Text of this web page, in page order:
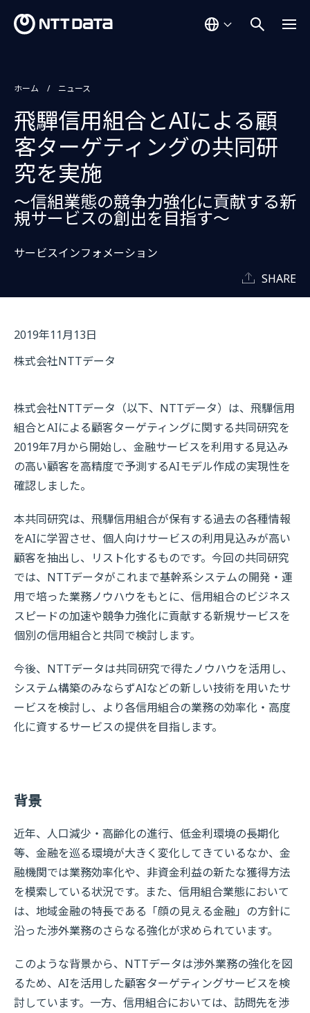
ホーム ニュース
飛驒信用組合とAIによる顧
客ターゲティングの共同研
究を実施
～信組業態の競争力強化に貢献する新
規サービスの創出を目指す～
サービスインフォメーション
SHARE
2019年11月13日
株式会社NTTデータ
株式会社NTTデータ（以下、NTTデータ）は、飛驒信用
組合とAIによる顧客ターゲティングに関する共同研究を
2019年7月から開始し、金融サービスを利用する見込み
の高い顧客を高精度で予測するAIモデル作成の実現性を
確認しました。
本共同研究は、飛驒信用組合が保有する過去の各種情報
をAIに学習させ、個人向けサービスの利用見込みが高い
顧客を抽出し、リスト化するものです。今回の共同研究
では、NTTデータがこれまで基幹系システムの開発・運
用で培った業務ノウハウをもとに、信用組合のビジネス
スピードの加速や競争力強化に貢献する新規サービスを
個別の信用組合と共同で検討します。
今後、NTTデータは共同研究で得たノウハウを活用し、
システム構築のみならずAIなどの新しい技術を用いたサ
ービスを検討し、より各信用組合の業務の効率化・高度
化に資するサービスの提供を目指します。
背景
近年、人口減少・高齢化の進行、低金利環境の長期化
等、金融を巡る環境が大きく変化してきているなか、金
融機関では業務効率化や、非資金利益の新たな獲得方法
を模索している状況です。また、信用組合業態において
は、地域金融の特長である「顔の見える金融」の方針に
沿った渉外業務のさらなる強化が求められています。
このような背景から、NTTデータは渉外業務の強化を図
るため、AIを活用した顧客ターゲティングサービスを検
討しています。一方、信用組合においては、訪問先を渉